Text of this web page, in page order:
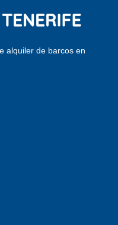
alquiler de barcos en